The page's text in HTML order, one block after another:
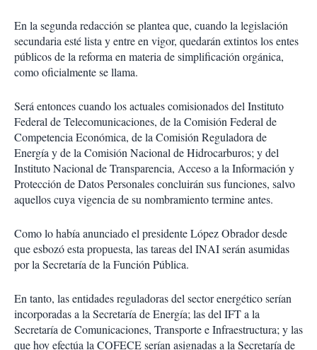
En la segunda redacción se plantea que, cuando la legislación
secundaria esté lista y entre en vigor, quedarán extintos los entes
públicos de la reforma en materia de simplificación orgánica,
como oficialmente se llama.
Será entonces cuando los actuales comisionados del Instituto
Federal de Telecomunicaciones, de la Comisión Federal de
Competencia Económica, de la Comisión Reguladora de
Energía y de la Comisión Nacional de Hidrocarburos; y del
Instituto Nacional de Transparencia, Acceso a la Información y
Protección de Datos Personales concluirán sus funciones, salvo
aquellos cuya vigencia de su nombramiento termine antes.
Como lo había anunciado el presidente López Obrador desde
que esbozó esta propuesta, las tareas del INAI serán asumidas
por la Secretaría de la Función Pública.
En tanto, las entidades reguladoras del sector energético serían
incorporadas a la Secretaría de Energía; las del IFT a la
Secretaría de Comunicaciones, Transporte e Infraestructura; y las
que hoy efectúa la COFECE serían asignadas a la Secretaría de